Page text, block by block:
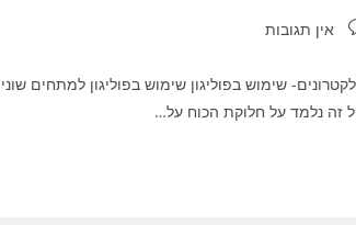
אין תגובות
שימוש בפוליגון שימוש בפוליגון למתחים